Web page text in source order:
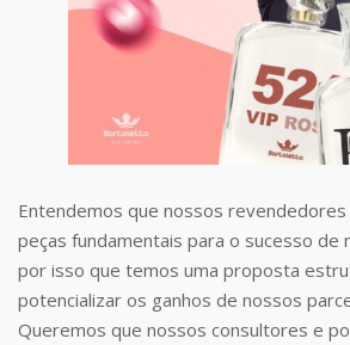
Entendemos que nossos
peças fundamentais para o sucesso de
por isso que temos uma proposta
potencializar os ganhos de nossos
Queremos que nossos consultores e